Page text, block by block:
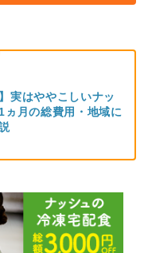
実はややこしいナッ
ヵ月の総費用・地域に